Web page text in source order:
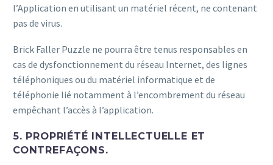
l’Application en utilisant un matériel récent, ne contenant
pas de virus.
Brick Faller Puzzle ne pourra être tenus responsables en
cas de dysfonctionnement du réseau Internet, des lignes
téléphoniques ou du matériel informatique et de
téléphonie lié notamment à l’encombrement du réseau
empêchant l’accès à l’application.
5. PROPRIÉTÉ INTELLECTUELLE ET
CONTREFAÇONS.